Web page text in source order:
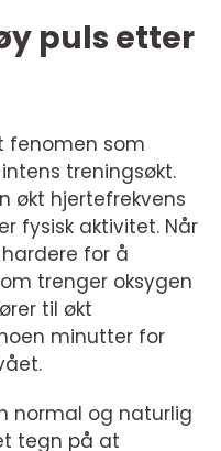
puls etter
fenomen som
treningsøkt.
økt hjertefrekvens
fysisk aktivitet. Når
for å
trenger oksygen
til økt
minutter for
normal og naturlig
tegn på at